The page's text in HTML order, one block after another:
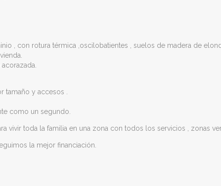
, con rotura térmica ,oscilobatientes , suelos de madera de
tamaño y accesos .
como un segundo.
vivir toda la familia en una zona con todos los servicios , zonas
la mejor financiación.